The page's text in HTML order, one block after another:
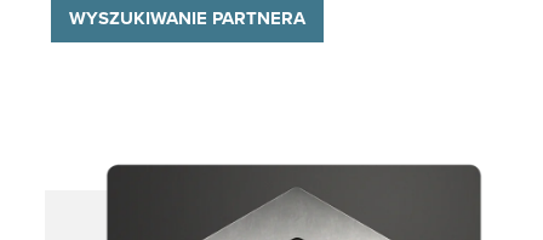
WYSZUKIWANIE PARTNERA